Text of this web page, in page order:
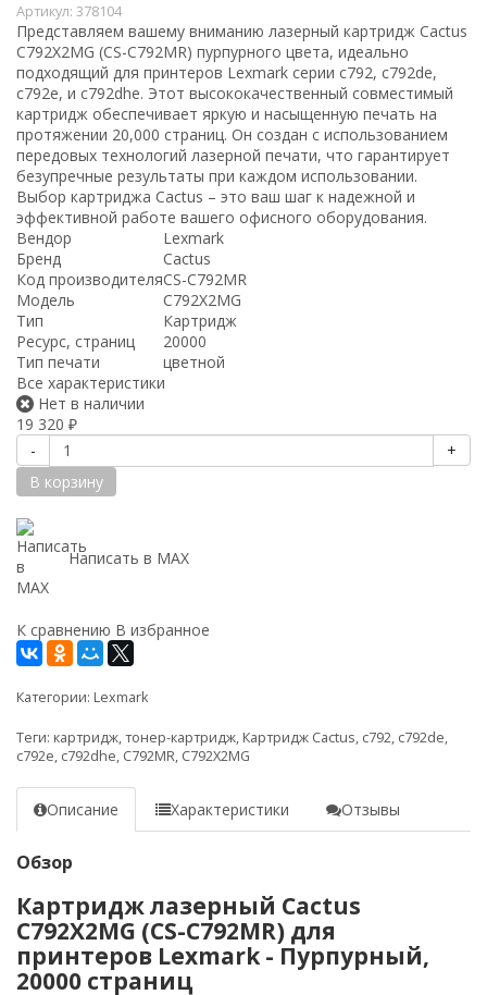
Артикул: 378104
Представляем вашему вниманию лазерный картридж Cactus
C792X2MG (CS-C792MR) пурпурного цвета, идеально
подходящий для принтеров Lexmark серии c792, c792de,
c792e, и c792dhe. Этот высококачественный совместимый
картридж обеспечивает яркую и насыщенную печать на
протяжении 20,000 страниц. Он создан с использованием
передовых технологий лазерной печати, что гарантирует
безупречные результаты при каждом использовании.
Выбор картриджа Cactus – это ваш шаг к надежной и
эффективной работе вашего офисного оборудования.
Вендор
Lexmark
Бренд
Cactus
Код производителяCS-C792MR
Модель
C792X2MG
Тип
Картридж
Ресурс, страниц
20000
Тип печати
цветной
Все характеристики
Нет в наличии
19 320 ₽
-
+
В корзину
Написать в MAX
К сравнению В избранное
Категории: Lexmark
Теги: картридж,тонер-картридж, Картридж Cactus, c792, c792de,
c792e, c792dhe, C792MR, C792X2MG
Описание Характеристики Отзывы
Обзор
Картридж лазерный Cactus
C792X2MG (CS-C792MR) для
принтеров Lexmark - Пурпурный,
20000 страниц